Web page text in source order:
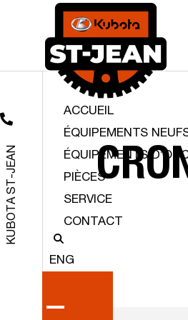
KUBOTA ST-JEAN
ACCUEIL
ÉQUIPEMENTS
ÉQUIPEMENTS
PIÈCES
SERVICE
CONTACT
ENG